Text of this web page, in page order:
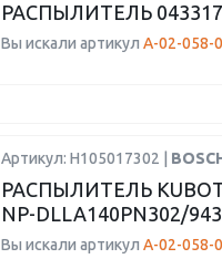
РАСПЫЛИТЕЛЬ
Вы искали артикул А-02-058-
Артикул: H105017302 |
РАСПЫЛИТЕЛЬ
NP-DLLA140PN302/
Вы искали артикул А-02-058-